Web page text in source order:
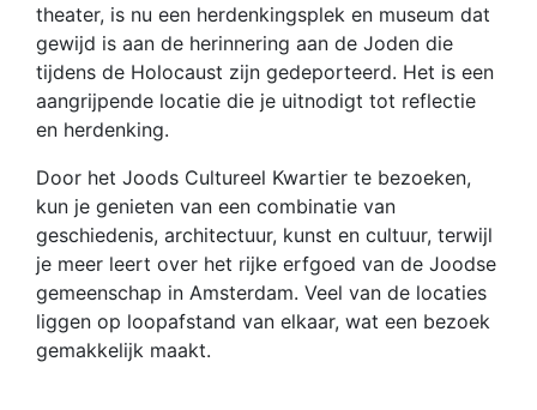
theater, is nu een herdenkingsplek en museum dat
gewijd is aan de herinnering aan de Joden die
tijdens de Holocaust zijn gedeporteerd. Het is een
aangrijpende locatie die je uitnodigt tot reflectie
en herdenking.
Door het Joods Cultureel Kwartier te bezoeken,
kun je genieten van een combinatie van
geschiedenis, architectuur, kunst en cultuur, terwijl
je meer leert over het rijke erfgoed van de Joodse
gemeenschap in Amsterdam. Veel van de locaties
liggen op loopafstand van elkaar, wat een bezoek
gemakkelijk maakt.